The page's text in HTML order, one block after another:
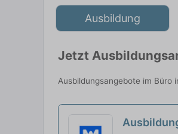
Ausbildung
Jetzt
Ausbildungsangebote im Büro